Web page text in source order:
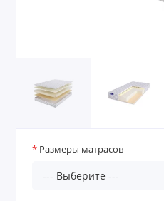
Размеры матрасов